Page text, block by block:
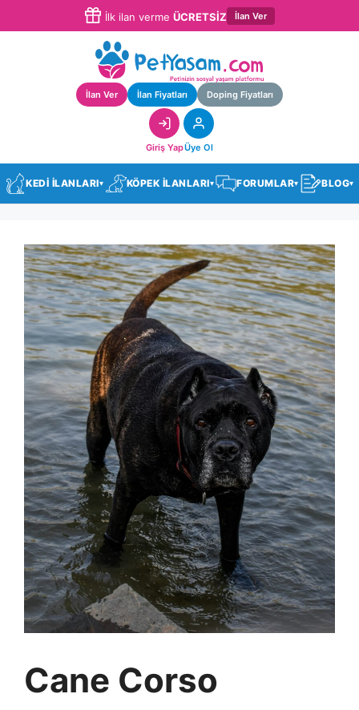
İlk ilan verme ÜCRETSİZ İlan Ver
İlan Ver İlan Fiyatları Doping Fiyatları
Giriş YapÜye Ol
KEDİ İLANLARI▾ KÖPEK İLANLARI▾ FORUMLAR▾ BLOG▾
Cane Corso